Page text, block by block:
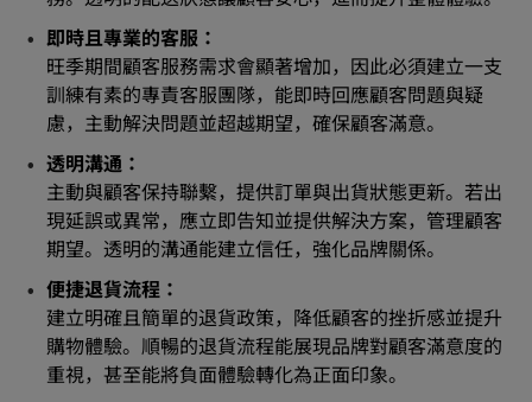
即時且專業的客服：
旺季期間顧客服務需求會顯著增加，因此必須建立一支
訓練有素的專責客服團隊，能即時回應顧客問題與疑
慮，主動解決問題並超越期望，確保顧客滿意。
透明溝通：
主動與顧客保持聯繫，提供訂單與出貨狀態更新。若出
現延誤或異常，應立即告知並提供解決方案，管理顧客
期望。透明的溝通能建立信任，強化品牌關係。
便捷退貨流程：
建立明確且簡單的退貨政策，降低顧客的挫折感並提升
購物體驗。順暢的退貨流程能展現品牌對顧客滿意度的
重視，甚至能將負面體驗轉化為正面印象。